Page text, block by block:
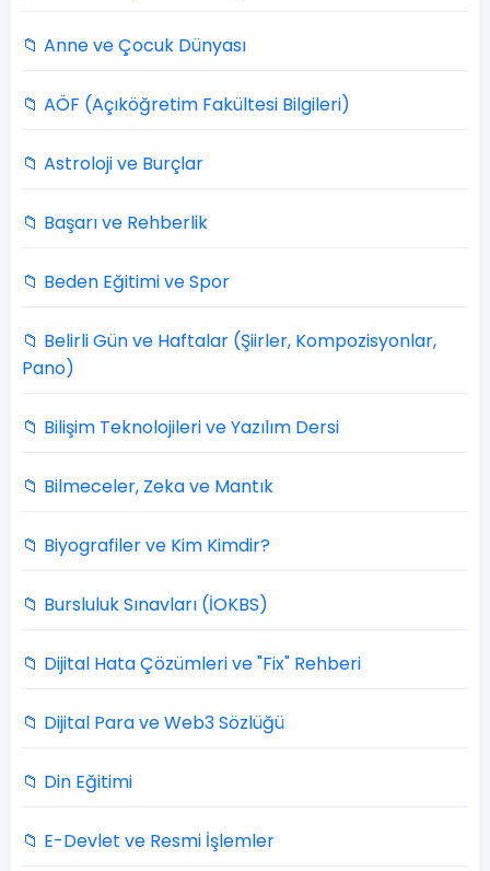
📁 Anne ve Çocuk Dünyası
📁 AÖF (Açıköğretim Fakültesi Bilgileri)
📁 Astroloji ve Burçlar
📁 Başarı ve Rehberlik
📁 Beden Eğitimi ve Spor
📁 Belirli Gün ve Haftalar (Şiirler, Kompozisyonlar,
Pano)
📁 Bilişim Teknolojileri ve Yazılım Dersi
📁 Bilmeceler, Zeka ve Mantık
📁 Biyografiler ve Kim Kimdir?
📁 Bursluluk Sınavları (İOKBS)
📁 Dijital Hata Çözümleri ve "Fix" Rehberi
📁 Dijital Para ve Web3 Sözlüğü
📁 Din Eğitimi
📁 E-Devlet ve Resmi İşlemler